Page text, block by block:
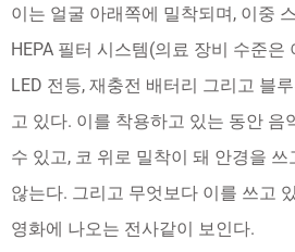
이는 얼굴 아래쪽에 밀착되며, 이중
HEPA 필터 시스템(의료 장비 수준은
LED 전등, 재충전 배터리 그리고 블
고 있다. 이를 착용하고 있는 동안 음
수 있고, 코 위로 밀착이 돼 안경을
않는다. 그리고 무엇보다 이를 쓰고
영화에 나오는 전사같이 보인다.